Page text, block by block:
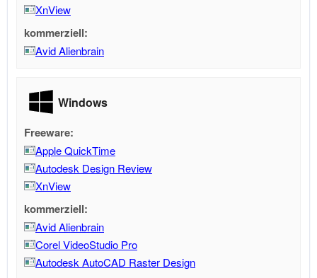
XnView
kommerziell:
Avid Alienbrain
Windows
Freeware:
Apple QuickTime
Autodesk Design Review
XnView
kommerziell:
Avid Alienbrain
Corel VideoStudio Pro
Autodesk AutoCAD Raster Design